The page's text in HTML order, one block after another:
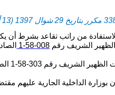
من راتب تقاعد بشرط أن
008-58-1